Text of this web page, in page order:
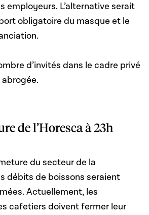
employeurs. L’alternative serait
obligatoire du masque et le
d’invités dans le cadre privé
de l’Horesca à 23h
du secteur de la
débits de boissons seraient
Actuellement, les
cafetiers doivent fermer leur